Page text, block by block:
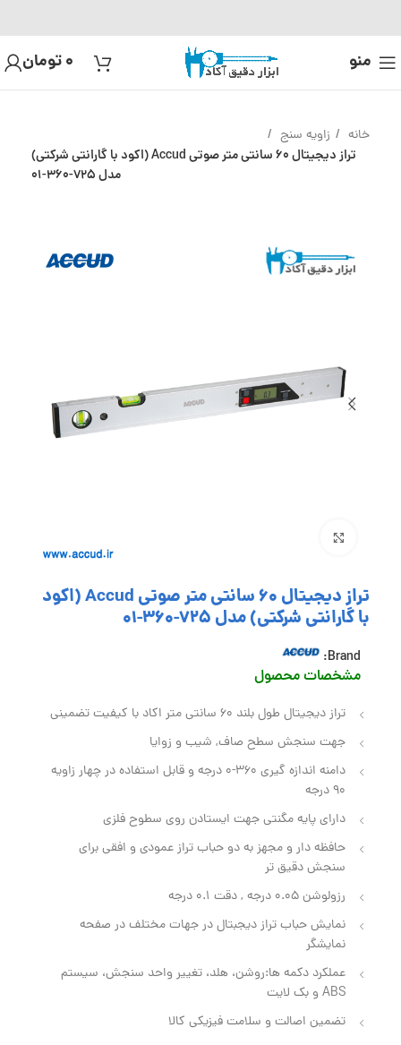
منو 0تومان
خانه زاویه سنج
تراز دیجیتال 60 سانتی متر صوتی Accud (اکود با گارانتی شرکتی)
مدل 725-360-01
تراز دیجیتال 60 سانتی متر صوتی Accud (اکود
با گارانتی شرکتی) مدل 725-360-01
Brand:
مشخصات محصول
تراز دیجیتال طول بلند 60 سانتی متر اکاد با کیفیت تضمینی
جهت سنجش سطح صاف, شیب و زوایا
دامنه اندازه گیری 360-0 درجه و قابل استفاده در چهار زاویه
90 درجه
دارای پایه مگنتی جهت ایستادن روی سطوح فلزی
حافظه دار و مجهز به دو حباب تراز عمودی و افقی برای
سنجش دقیق تر
رزولوشن 0.05 درجه , دقت 0.1 درجه
نمایش حباب تراز دیجبتال در جهات مختلف در صفحه
نمایشگر
عملکرد دکمه ها:روشن، هلد، تغییر واحد سنجش، سیستم
ABS و بک لایت
تضمین اصالت و سلامت فیزیکی کالا